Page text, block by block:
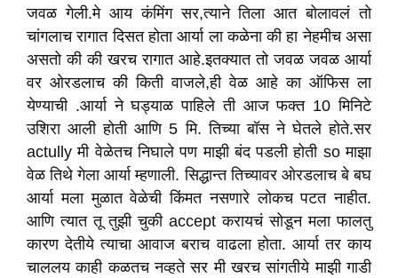
जवळ गेली.मे आय कंमिंग सर,त्याने तिला आत बोलावलं तो
चांगलाच रागात दिसत होता आर्या ला कळेना की हा नेहमीच असा
असतो की की खरच रागात आहे.इतक्यात तो जवळ जवळ आर्या
वर ओरडलाच की किती वाजले,ही वेळ आहे का ऑफिस ला
येण्याची .आर्या ने घड्याळ पाहिले ती आज फक्त 10 मिनिटे
उशिरा आली होती आणि 5 मि. तिच्या बॉस ने घेतले होते.सर
actully मी वेळेतच निघाले पण माझी बंद पडली होती so माझा
वेळ तिथे गेला आर्या म्हणाली. सिद्धान्त तिच्यावर ओरडलाच बे बघ
आर्या मला मुळात वेळेची किंमत नसणारे लोकच पटत नाहीत.
आणि त्यात तू तुझी चुकी accept करायचं सोडून मला फालतु
कारण देतीये त्याचा आवाज बराच वाढला होता. आर्या तर काय
चाललय काही कळतच नव्हते सर मी खरच सांगतीये माझी गाडी